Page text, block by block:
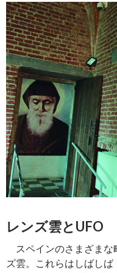
レンズ雲とUFO
スペインのさまざま
ズ雲。これらはしばし